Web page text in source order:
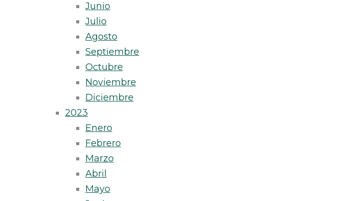
Junio
Julio
Agosto
Septiembre
Octubre
Noviembre
Diciembre
2023
Enero
Febrero
Marzo
Abril
Mayo